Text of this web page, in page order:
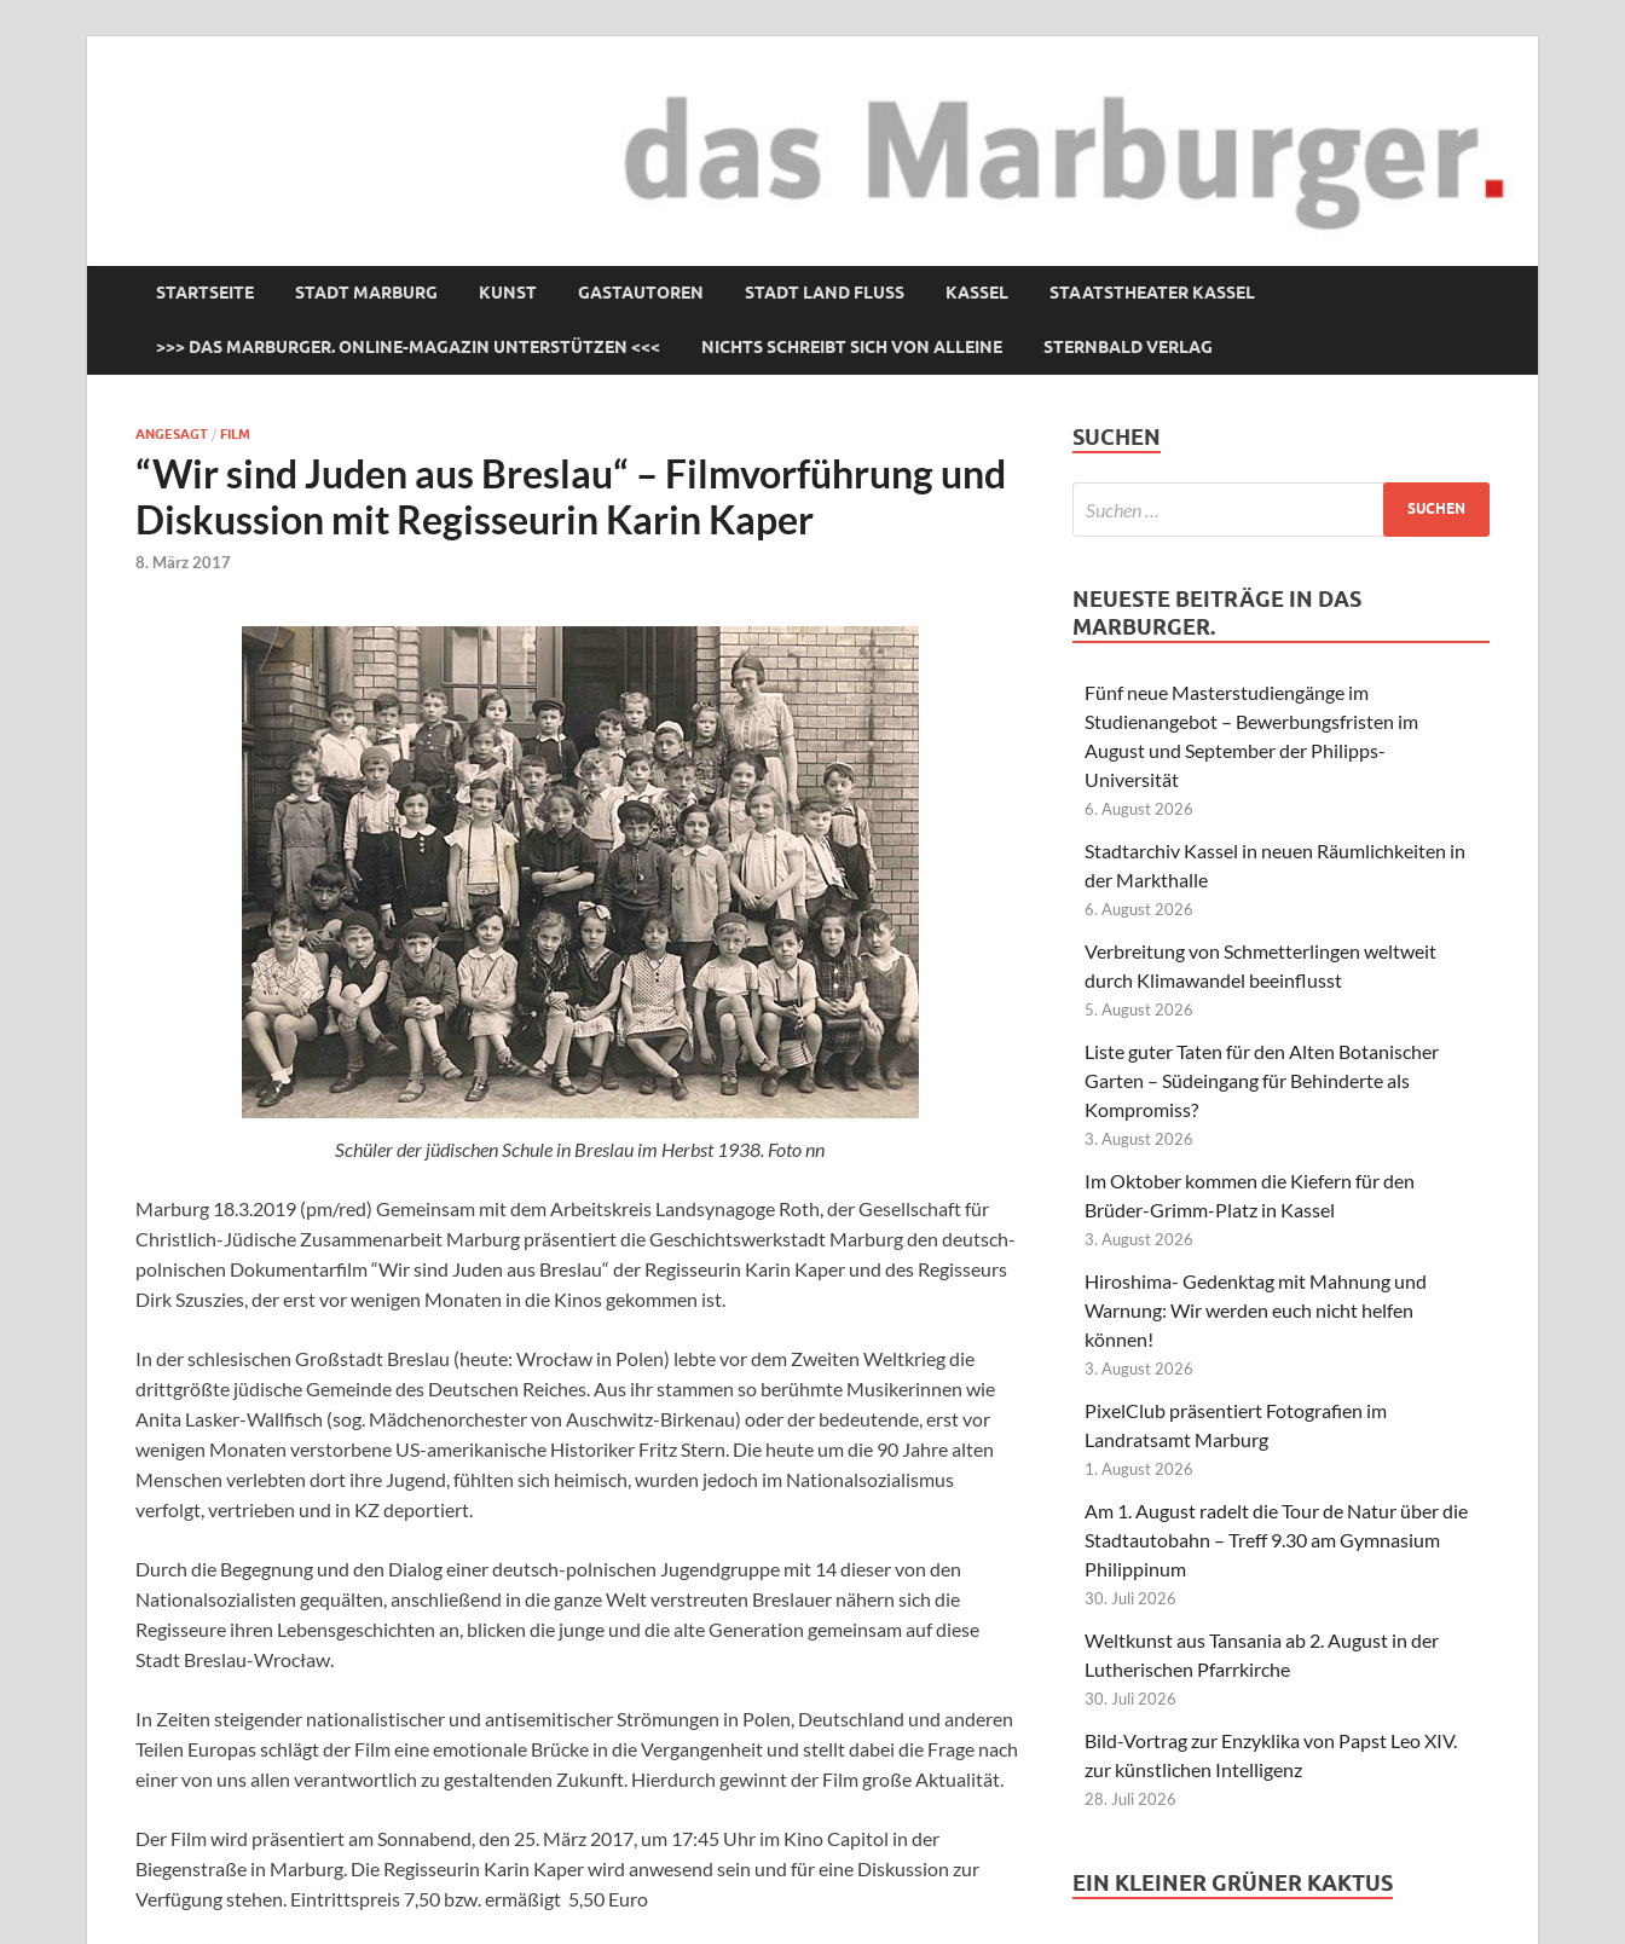
STARTSEITE STADT MARBURG KUNST GASTAUTOREN STADT LAND FLUSS KASSEL STAATSTHEATER KASSEL
>>> DAS MARBURGER. ONLINE-MAGAZIN UNTERSTÜTZEN <<< NICHTS SCHREIBT SICH VON ALLEINE STERNBALD VERLAG
ANGESAGT / FILM
“Wir sind Juden aus Breslau“ – Filmvorführung und
Diskussion mit Regisseurin Karin Kaper
8. März 2017
Schüler der jüdischen Schule in Breslau im Herbst 1938. Foto nn
Marburg 18.3.2019 (pm/red) Gemeinsam mit dem Arbeitskreis Landsynagoge Roth, der Gesellschaft für
Christlich-Jüdische Zusammenarbeit Marburg präsentiert die Geschichtswerkstadt Marburg den deutsch-
polnischen Dokumentarfilm “Wir sind Juden aus Breslau“ der Regisseurin Karin Kaper und des Regisseurs
Dirk Szuszies, der erst vor wenigen Monaten in die Kinos gekommen ist.
In der schlesischen Großstadt Breslau (heute: Wrocław in Polen) lebte vor dem Zweiten Weltkrieg die
drittgrößte jüdische Gemeinde des Deutschen Reiches. Aus ihr stammen so berühmte Musikerinnen wie
Anita Lasker-Wallfisch (sog. Mädchenorchester von Auschwitz-Birkenau) oder der bedeutende, erst vor
wenigen Monaten verstorbene US-amerikanische Historiker Fritz Stern. Die heute um die 90 Jahre alten
Menschen verlebten dort ihre Jugend, fühlten sich heimisch, wurden jedoch im Nationalsozialismus
verfolgt, vertrieben und in KZ deportiert.
Durch die Begegnung und den Dialog einer deutsch-polnischen Jugendgruppe mit 14 dieser von den
Nationalsozialisten gequälten, anschließend in die ganze Welt verstreuten Breslauer nähern sich die
Regisseure ihren Lebensgeschichten an, blicken die junge und die alte Generation gemeinsam auf diese
Stadt Breslau-Wrocław.
In Zeiten steigender nationalistischer und antisemitischer Strömungen in Polen, Deutschland und anderen
Teilen Europas schlägt der Film eine emotionale Brücke in die Vergangenheit und stellt dabei die Frage nach
einer von uns allen verantwortlich zu gestaltenden Zukunft. Hierdurch gewinnt der Film große Aktualität.
Der Film wird präsentiert am Sonnabend, den 25. März 2017, um 17:45 Uhr im Kino Capitol in der
Biegenstraße in Marburg. Die Regisseurin Karin Kaper wird anwesend sein und für eine Diskussion zur
Verfügung stehen. Eintrittspreis 7,50 bzw. ermäßigt 5,50 Euro
SUCHEN
NEUESTE BEITRÄGE IN DAS
MARBURGER.
Fünf neue Masterstudiengänge im
Studienangebot – Bewerbungsfristen im
August und September der Philipps-
Universität
6. August 2026
Stadtarchiv Kassel in neuen Räumlichkeiten in
der Markthalle
6. August 2026
Verbreitung von Schmetterlingen weltweit
durch Klimawandel beeinflusst
5. August 2026
Liste guter Taten für den Alten Botanischer
Garten – Südeingang für Behinderte als
Kompromiss?
3. August 2026
Im Oktober kommen die Kiefern für den
Brüder-Grimm-Platz in Kassel
3. August 2026
Hiroshima- Gedenktag mit Mahnung und
Warnung: Wir werden euch nicht helfen
können!
3. August 2026
PixelClub präsentiert Fotografien im
Landratsamt Marburg
1. August 2026
Am 1. August radelt die Tour de Natur über die
Stadtautobahn – Treff 9.30 am Gymnasium
Philippinum
30. Juli 2026
Weltkunst aus Tansania ab 2. August in der
Lutherischen Pfarrkirche
30. Juli 2026
Bild-Vortrag zur Enzyklika von Papst Leo XIV.
zur künstlichen Intelligenz
28. Juli 2026
EIN KLEINER GRÜNER KAKTUS